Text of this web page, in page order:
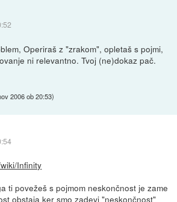
Operiraš z "zrakom", opletaš s pojmi,
ni relevantno. Tvoj (ne)dokaz pač.
2006 ob 20:53)
Infinity
ti povežeš s pojmom neskončnost je zame
obstaja ker smo zadevi "neskončnost"